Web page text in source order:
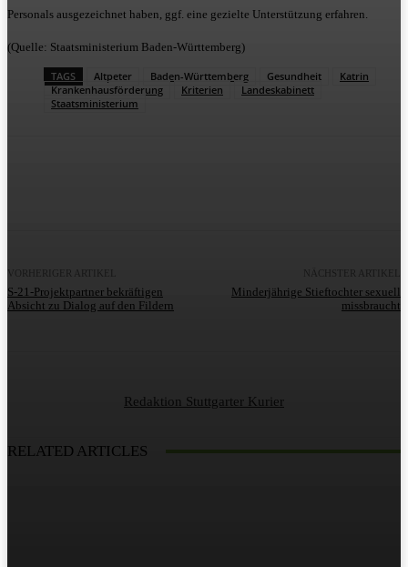
Personals ausgezeichnet haben, ggf. eine gezielte Unterstützung erfahren.
(Quelle: Staatsministerium Baden-Württemberg)
TAGS Altpeter Baden-Württemberg Gesundheit
Katrin
Krankenhausförderung
Kriterien
Landeskabinett
Staatsministerium
VORHERIGER ARTIKEL
S-21-Projektpartner bekräftigen
Absicht zu Dialog auf den Fildern
NÄCHSTER ARTIKEL
Minderjährige Stieftochter sexuell
missbraucht
Redaktion Stuttgarter Kurier
RELATED ARTICLES